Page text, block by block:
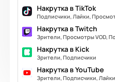
Накрутка в TikTok
Подписчики, Лайки,
Накрутка в Twitch
Зрители, Просмотры VOD,
Накрутка в Kick
Зрители, Подписчики
Накрутка в YouTube
Зрители, Подписчики,